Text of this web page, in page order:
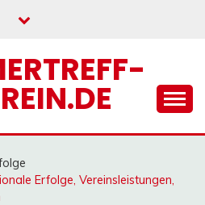
Erfolge, Vereinsleistungen,